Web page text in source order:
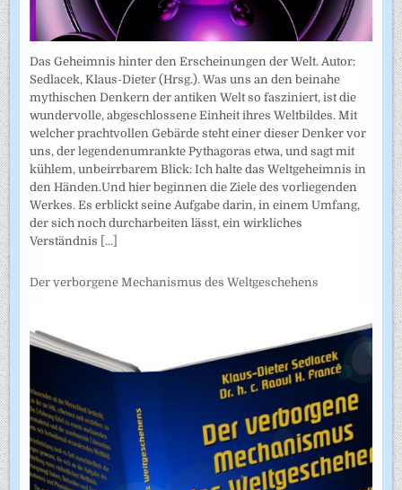
Das Geheimnis hinter den Erscheinungen der Welt. Autor:
Sedlacek, Klaus-Dieter (Hrsg.). Was uns an den beinahe
mythischen Denkern der antiken Welt so fasziniert, ist die
wundervolle, abgeschlossene Einheit ihres Weltbildes. Mit
welcher prachtvollen Gebärde steht einer dieser Denker vor
uns, der legendenumrankte Pythagoras etwa, und sagt mit
kühlem, unbeirrbarem Blick: Ich halte das Weltgeheimnis in
den Händen.Und hier beginnen die Ziele des vorliegenden
Werkes. Es erblickt seine Aufgabe darin, in einem Umfang,
der sich noch durcharbeiten lässt, ein wirkliches
Verständnis [...]
Der verborgene Mechanismus des Weltgeschehens